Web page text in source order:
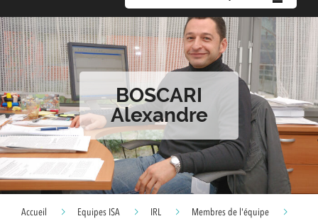
BOSCARI
Alexandre
Accueil Equipes ISA IRL
Membres de l'équipe